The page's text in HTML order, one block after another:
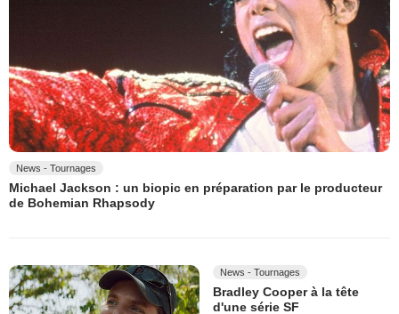
News - Tournages
Michael Jackson : un biopic en préparation par le producteur
de Bohemian Rhapsody
News - Tournages
Bradley Cooper à la tête
d'une série SF